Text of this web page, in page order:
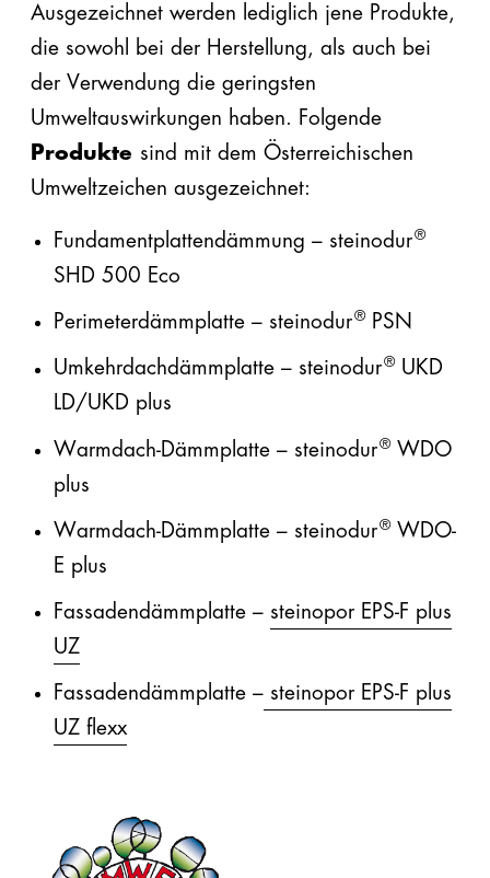
Ausgezeichnet werden lediglich jene Produkte,
die sowohl bei der Herstellung, als auch bei
der Verwendung die geringsten
Umweltauswirkungen haben. Folgende
Produkte sind mit dem Österreichischen
Umweltzeichen ausgezeichnet:
Fundamentplattendämmung – steinodur®
SHD 500 Eco
Perimeterdämmplatte – steinodur®PSN
Umkehrdachdämmplatte – steinodur®UKD
LD/UKD plus
Warmdach-Dämmplatte – steinodur®WDO
plus
Warmdach-Dämmplatte – steinodur®WDO-
E plus
Fassadendämmplatte – steinopor EPS-F plus
UZ
Fassadendämmplatte – steinopor EPS-F plus
UZ flexx